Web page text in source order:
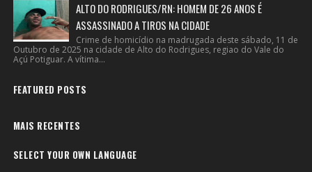
ALTO DO RODRIGUES/RN: HOMEM DE 26 ANOS É
ASSASSINADO A TIROS NA CIDADE
Crime de homicídio na madrugada deste sábado, 11 de
Outubro de 2025 na cidade de Alto do Rodrigues, regiao do Vale do
Açú Potiguar. A vítima...
FEATURED POSTS
MAIS RECENTES
SELECT YOUR OWN LANGUAGE